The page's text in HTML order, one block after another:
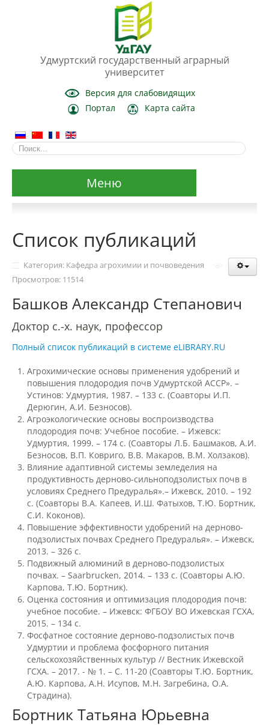
Удмуртский государственный аграрный
университет
Версия для слабовидящих
Портал
Карта сайта
Меню
Основные сведения
Структура и органы управления
образовательной организацией
Документы
Образовательные стандарты и
требования
Образование
Руководство
Педагогический состав
Материально-техническое
обеспечение и оснащенность
образовательного процесса
Стипендии и меры поддержки
обучающихся
Платные образовательные услуги
Финансово-хозяйственная
деятельность
Список публикаций
Категория: Кафедра агрохимии и почвоведения
Просмотров: 11514
Башков Александр Степанович
Доктор с.-х. наук, профессор
Полный список публикаций в системе eLIBRARY.RU
Агрохимические основы применения удобрений и
повышения плодородия почв Удмуртской АССР». –
Устинов: Удмуртия, 1987. – 133 с. (Соавторы И.П.
Дерюгин, А.И. Безносов).
Агроэкологические основы воспроизводства
плодородия почв: Учебное пособие. – Ижевск:
Удмуртия, 1999. – 174 с. (Соавторы Л.Б. Башмаков, А.И.
Безносов, В.П. Ковриго, В.В. Макаров, В.М. Холзаков).
Влияние адаптивной системы земледелия на
продуктивность дерново-сильноподзолистых почв в
условиях Среднего Предуралья».– Ижевск, 2010. – 192
с. (Соавторы В.А. Капеев, И.Ш. Фатыхов, Т.Ю. Бортник,
С.И. Коконов).
Повышение эффективности удобрений на дерново-
подзолистых почвах Среднего Предуралья». – Ижевск,
2013. – 326 с.
Подвижный алюминий в дерново-подзолистых
почвах. – Saarbrucken, 2014. – 133 с. (Соавторы А.Ю.
Карпова, Т.Ю. Бортник).
Оценка состояния и оптимизация плодородия почв:
учебное пособие. – Ижевск: ФГБОУ ВО Ижевская ГСХА,
2015. – 134 с.
Фосфатное состояние дерново-подзолистых почв
Удмуртии и проблема фосфорного питания
сельскохозяйственных культур // Вестник Ижевской
ГСХА. – 2017. - № 1. – С. 11-20 (Соавторы Т.Ю. Бортник,
А.Ю. Карпова, А.Н. Исупов, М.Н. Загребина, О.А.
Страдина).
Бортник Татьяна Юрьевна